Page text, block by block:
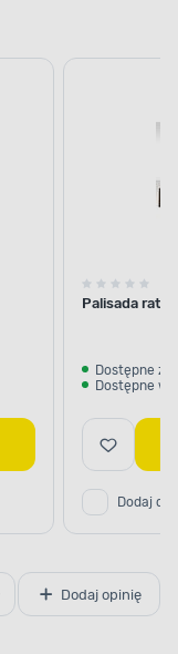
Palisada
Dostępne z
Dostępne w
Dodaj do
Dodaj opinię